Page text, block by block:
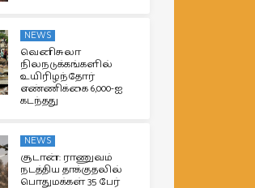
NEWS
வெனிசுலா
நிலநடுக்கங்களில்
உயிரிழந்தோர்
எண்ணிக்கை 6,000-ஐ
கடந்தது
NEWS
சூடான்: ராணுவம்
நடத்திய தாக்குதலில்
பொதுமக்கள் 35 பேர்